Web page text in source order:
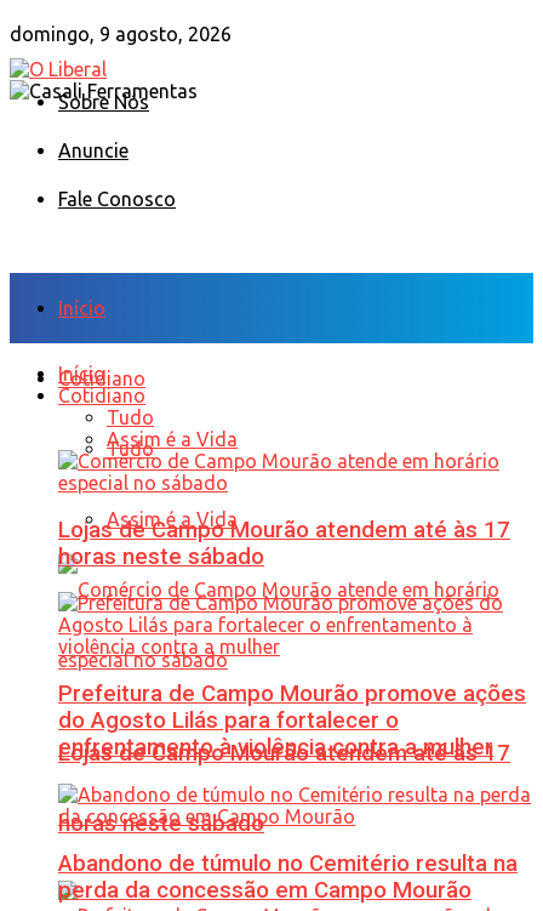
domingo, 9 agosto, 2026
Sobre Nós
Anuncie
Fale Conosco
Início
Cotidiano
Tudo
Assim é a Vida
Lojas de Campo Mourão atendem até às 17
horas neste sábado
Início
Cotidiano
Tudo
Assim é a Vida
Lojas de Campo Mourão atendem até às 17
horas neste sábado
Prefeitura de Campo Mourão promove ações
do Agosto Lilás para fortalecer o
enfrentamento à violência contra a mulher
Abandono de túmulo no Cemitério resulta na
perda da concessão em Campo Mourão